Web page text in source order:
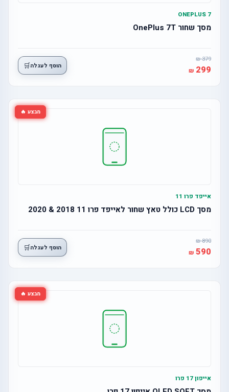
ONEPLUS 7
מסך שחור OnePlus 7T
379
299 הוסף לעגלה🛒
מבצע 🔥
אייפד פרו 11
מסך LCD כולל טאץ שחור לאייפד פרו 11 2018 & 2020
890
590 הוסף לעגלה🛒
מבצע 🔥
אייפון 17 פרו